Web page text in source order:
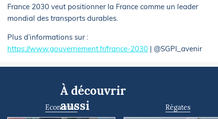
France 2030 veut positionner la France comme un leader
mondial des transports durables.
Plus d’informations sur :
https://www.gouvernement.fr/france-2030 | @SGPI_avenir
À découvrir
aussi
Economie Régates